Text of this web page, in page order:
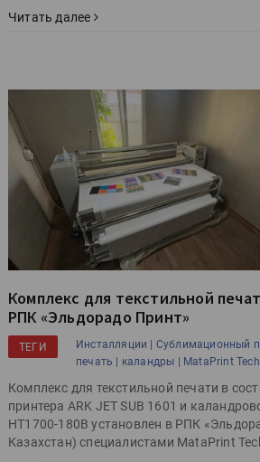
Читать далее
Комплекс для текстильной
РПК «Эльдорадо Принт»
ТЕГИ Инсталляции | Сублимационный
печать |
каландры | MataPrint
Комплекс для текстильной печати в
принтера ARK JET SUB 1601 и
HT1700-180B установлен в РПК
Казахстан) специалистами MataPrint